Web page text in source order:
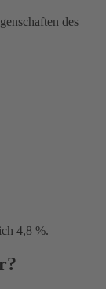
des
4,8 %.